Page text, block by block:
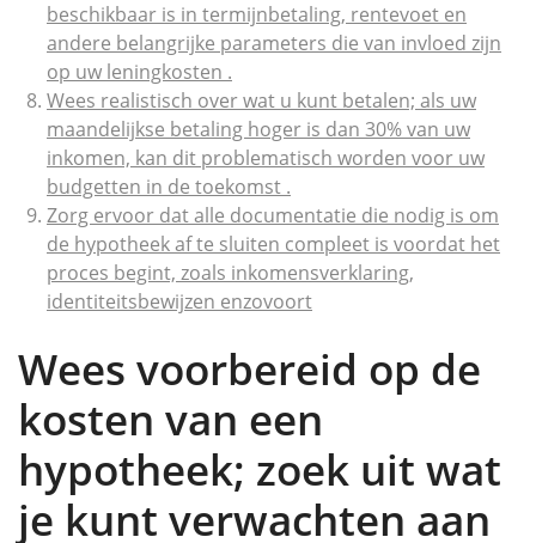
beschikbaar is in termijnbetaling, rentevoet en
andere belangrijke parameters die van invloed zijn
op uw leningkosten .
Wees realistisch over wat u kunt betalen; als uw
maandelijkse betaling hoger is dan 30% van uw
inkomen, kan dit problematisch worden voor uw
budgetten in de toekomst .
Zorg ervoor dat alle documentatie die nodig is om
de hypotheek af te sluiten compleet is voordat het
proces begint, zoals inkomensverklaring,
identiteitsbewijzen enzovoort
Wees voorbereid op de
kosten van een
hypotheek; zoek uit wat
je kunt verwachten aan